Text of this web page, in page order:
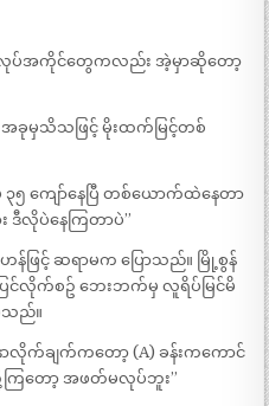
လုပ်အကိုင်တွေကလည်း အဲ့မှာဆိုတော့
မှသိသဖြင့် မိုးထက်မြင့်တစ်
ကျော်နေပြီ တစ်ယောက်ထဲနေတာ
ဒီလိုပဲနေကြတာပဲ”
ဖြင့် ဆရာမက ပြောသည်။ မြို့စွန်
ြင်လိုက်စဥ် ဘေးဘက်မှ လူရိပ်မြင်မိ
သည်။
လိုက်ချက်ကတော့ (A) ခန်းကကောင်
ကြတော့ အဖတ်မလုပ်ဘူး”